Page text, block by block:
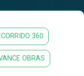
360
OBRAS